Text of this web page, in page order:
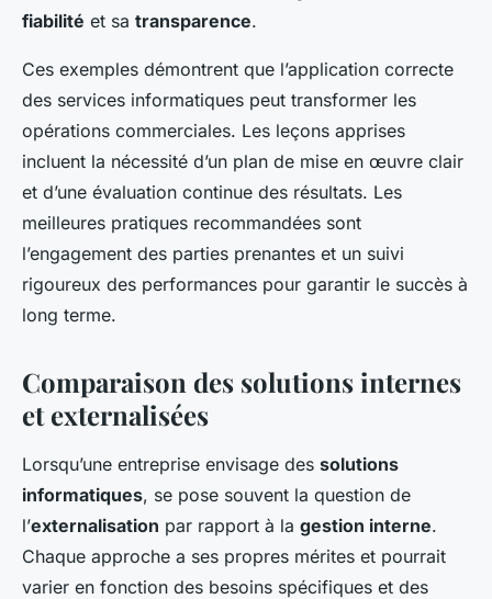
fiabilité et sa transparence.
Ces exemples démontrent que l’application correcte
des services informatiques peut transformer les
opérations commerciales. Les leçons apprises
incluent la nécessité d’un plan de mise en œuvre clair
et d’une évaluation continue des résultats. Les
meilleures pratiques recommandées sont
l’engagement des parties prenantes et un suivi
rigoureux des performances pour garantir le succès à
long terme.
Comparaison des solutions internes
et externalisées
Lorsqu’une entreprise envisage des solutions
informatiques, se pose souvent la question de
l’externalisation par rapport à la gestion interne.
Chaque approche a ses propres mérites et pourrait
varier en fonction des besoins spécifiques et des